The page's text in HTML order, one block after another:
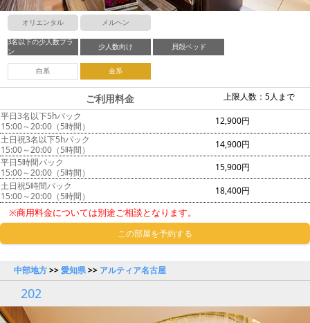
オリエンタル メルヘン
3名以下の少人数プラ
ン
少人数向け 貝殻ベッド
白系 金系
上限人数：5人まで
ご利用料金
平日3名以下5hパック
15:00～20:00（5時間）
12,900円
土日祝3名以下5hパック
15:00～20:00（5時間）
14,900円
平日5時間パック
15:00～20:00（5時間）
15,900円
土日祝5時間パック
15:00～20:00（5時間）
18,400円
※商用料金については別途ご相談となります。
この部屋を予約する
中部地方>>愛知県>> アルティア名古屋
202